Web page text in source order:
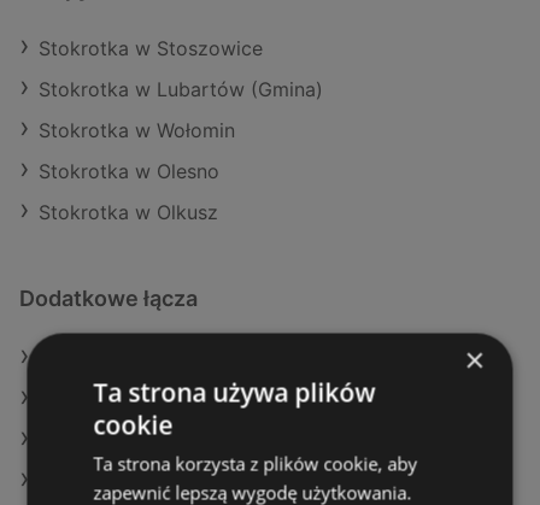
Stokrotka w Stoszowice
Stokrotka w Lubartów (Gmina)
Stokrotka w Wołomin
Stokrotka w Olesno
Stokrotka w Olkusz
Dodatkowe łącza
Oferty E.Leclerc
Oferty Żabka
Aktualne gazetki Lidl
×
Ta strona używa plików
cookie
Ta strona korzysta z plików cookie, aby
zapewnić lepszą wygodę użytkowania.